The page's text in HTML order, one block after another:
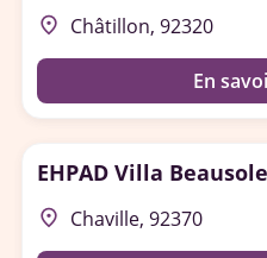
place Châtillon, 92320
En
EHPAD Villa
place Chaville, 92370